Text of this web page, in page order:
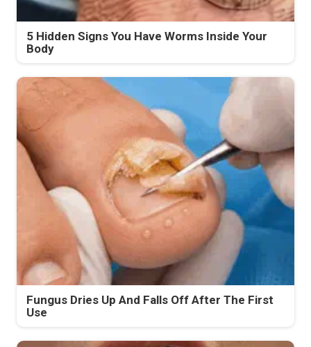
5 Hidden Signs You Have Worms Inside Your
Body
Fungus Dries Up And Falls Off After The First
Use